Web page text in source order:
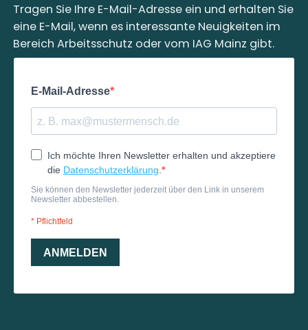
Tragen Sie Ihre E-Mail-Adresse ein und erhalten Sie
eine E-Mail, wenn es interessante Neuigkeiten im
Bereich Arbeitsschutz oder vom IAG Mainz gibt.